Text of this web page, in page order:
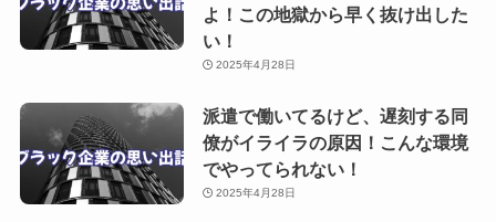
よ！この地獄から早く抜け出した
い！
2025年4月28日
派遣で働いてるけど、遅刻する同
僚がイライラの原因！こんな環境
でやってられない！
2025年4月28日